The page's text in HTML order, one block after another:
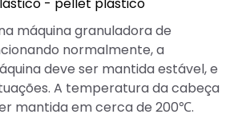
máquina granuladora de
normalmente, a
deve ser mantida estável, e
A temperatura da cabeça
mantida em cerca de 200℃.